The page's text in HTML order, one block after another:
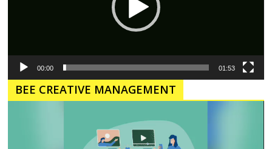
00:00 01:53
BEE CREATIVE MANAGEMENT